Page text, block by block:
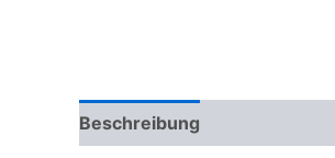
Beschreibung